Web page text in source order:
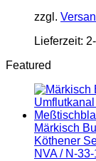
zzgl.
Lieferzeit:
Featured
Märkisch
Köthener
NVA / N-